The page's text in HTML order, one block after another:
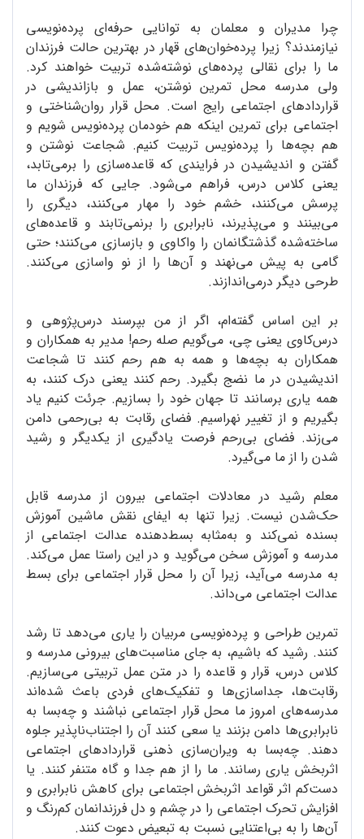
چرا مدیران و معلمان به توانایی حرفه‌ای پرده‌نویسی
نیازمندند؟ زیرا پرده‌خوان‌های قهار در بهترین حالت فرزندان
ما را برای نقالی پرده‌های نوشته‌شده تربیت خواهند کرد.
ولی مدرسه محل تمرین نوشتن، عمل و بازاندیشی در
قراردادهای اجتماعی رایج است. محل قرار روان‌شناختی و
اجتماعی برای تمرین اینکه هم خودمان پرده‌نویس شویم و
هم بچه‌ها را پرده‌نویس تربیت کنیم. شجاعت نوشتن و
گفتن و اندیشیدن در فرایندی که قاعده‌سازی را برمی‌تابد،
یعنی کلاس درس، فراهم می‌شود. جایی که فرزندان ما
پرسش می‌کنند، خشم خود را مهار می‌کنند، دیگری را
می‌بینند و می‌پذیرند، نابرابری را برنمی‌تابند و قاعده‌های
ساخته‌شده گذشتگانمان را واکاوی و بازسازی می‌کنند؛ حتی
گامی به پیش می‌نهند و آن‌ها را از نو واسازی می‌کنند.
طرحی دیگر درمی‌اندازند.
بر این اساس گفته‌ام، اگر از من بپرسند درس‌پژوهی و
درس‌کاوی یعنی چی، می‌گویم صله ‌رحم! مدیر به همکاران و
همکاران به بچه‌ها و همه به هم رحم کنند تا شجاعت
اندیشیدن در ما نضج بگیرد. رحم کنند یعنی درک کنند، به
همه یاری برسانند تا جهان خود را بسازیم. جرئت کنیم یاد
بگیریم و از تغییر نهراسیم. فضای رقابت به بی‌رحمی دامن
می‌زند. فضای بی‌رحم فرصت یادگیری از یکدیگر و رشید
شدن را از ما می‌گیرد.
معلم رشید در معادلات اجتماعی بیرون از مدرسه قابل
حک‌شدن نیست. زیرا تنها به ایفای نقش ماشین آموزش
بسنده نمی‌کند و به‌مثابه بسط‌دهنده عدالت اجتماعی از
مدرسه و آموزش سخن می‌گوید و در این راستا عمل می‌کند.
به مدرسه می‌آید، زیرا آن را محل قرار اجتماعی برای بسط
عدالت اجتماعی می‌داند.
تمرین طراحی و پرده‌نویسی مربیان را یاری می‌دهد تا رشد
کنند. رشید که باشیم، به جای مناسبت‌های بیرونی مدرسه و
کلاس درس، قرار و قاعده را در متن عمل تربیتی می‌سازیم.
رقابت‌ها، جداسازی‌ها و تفکیک‌های فردی باعث شده‌اند
مدرسه‌های امروز ما محل قرار اجتماعی نباشند و چه‌بسا به
نابرابری‌ها دامن بزنند یا سعی کنند آن را اجتناب‌ناپذیر جلوه
دهند. چه‌بسا به ویران‌سازی ذهنی قراردادهای اجتماعی
اثربخش یاری رسانند. ما را از هم جدا و گاه متنفر کنند. یا
دست‌کم اثر قواعد اثربخش اجتماعی برای کاهش نابرابری و
افزایش تحرک اجتماعی را در چشم و دل فرزندانمان کم‌رنگ و
آن‌ها را به بی‌اعتنایی نسبت به تبعیض دعوت کنند.